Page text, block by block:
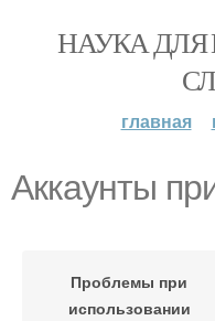
НАУКА
главная
Аккаунты
Проблемы при
использовании